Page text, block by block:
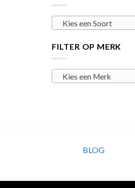
Kies een Soort
FILTER OP MERK
Kies een Merk
BLOG